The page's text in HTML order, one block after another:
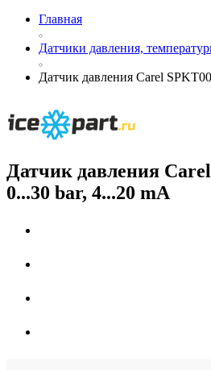
Главная
Датчики давления,
Датчик давления Carel
Датчик давления
0...30 bar, 4...20 mA